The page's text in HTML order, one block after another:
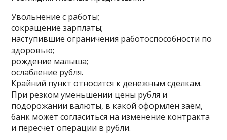
Увольнение с работы;
сокращение зарплаты;
наступившие ограничения работоспособности по
здоровью;
рождение малыша;
ослабление рубля.
Крайний пункт относится к денежным сделкам.
При резком уменьшении цены рубля и
подорожании валюты, в какой оформлен заём,
банк может согласиться на изменение контракта
и пересчет операции в рубли.